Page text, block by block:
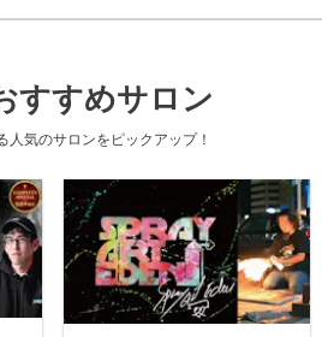
すすめサロン
人気のサロンをピックアップ！